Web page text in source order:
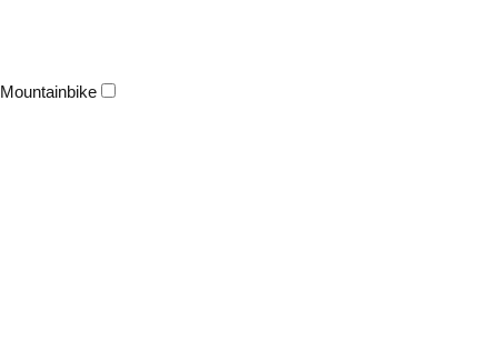
Mountainbike